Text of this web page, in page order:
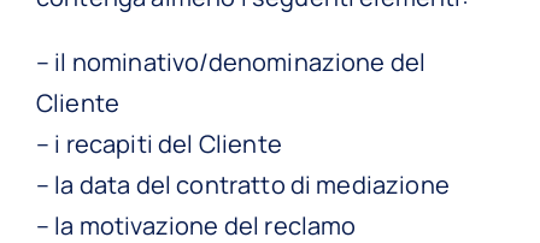
– il nominativo/denominazione del
Cliente
– i recapiti del Cliente
– la data del contratto di mediazione
– la motivazione del reclamo